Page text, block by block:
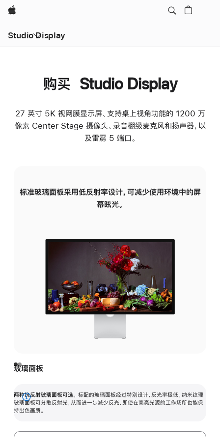
Apple
Studio Display
购买 Studio Display
27 英寸 5K 视网膜显示屏、支持桌上视角功能的 1200 万
像素 Center Stage 摄像头、录音棚级麦克风和扬声器，以
及雷雳 5 端口。
标准玻璃面板采用低反射率设计，可减少使用环境中的屏
幕眩光。
玻璃面板
两种抗反射玻璃面板可选。 标配的玻璃面板经过特别设计，反光率极低。纳米纹理
玻璃面板可分散反射光，从而进一步减少反光，即使在高亮光源的工作场所也能保
持出色画质。
展
开